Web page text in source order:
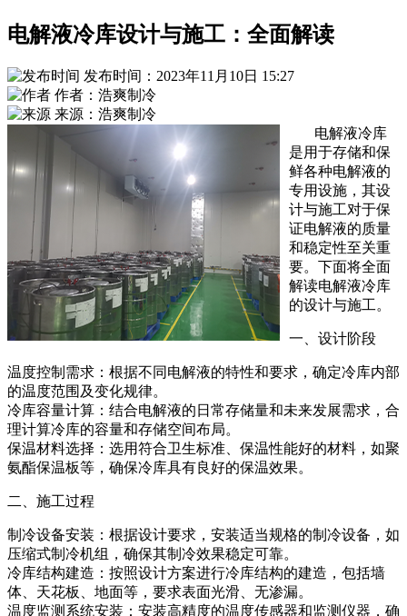
电解液冷库设计与施工：全面解读
发布时间：2023年11月10日 15:27
作者：浩爽制冷
来源：浩爽制冷
电解液冷库
是用于存储和保
鲜各种电解液的
专用设施，其设
计与施工对于保
证电解液的质量
和稳定性至关重
要。下面将全面
解读电解液冷库
的设计与施工。
一、设计阶段
温度控制需求：根据不同电解液的特性和要求，确定冷库内部
的温度范围及变化规律。
冷库容量计算：结合电解液的日常存储量和未来发展需求，合
理计算冷库的容量和存储空间布局。
保温材料选择：选用符合卫生标准、保温性能好的材料，如聚
氨酯保温板等，确保冷库具有良好的保温效果。
二、施工过程
制冷设备安装：根据设计要求，安装适当规格的制冷设备，如
压缩式制冷机组，确保其制冷效果稳定可靠。
冷库结构建造：按照设计方案进行冷库结构的建造，包括墙
体、天花板、地面等，要求表面光滑、无渗漏。
温度监测系统安装：安装高精度的温度传感器和监测仪器，确